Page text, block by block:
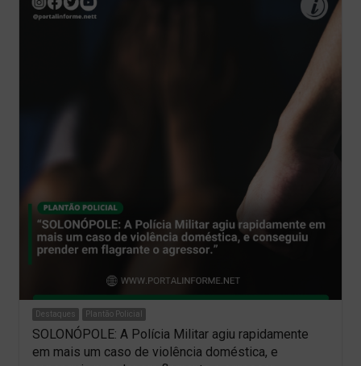
Destaques Plantão Policial
SOLONÓPOLE: A Polícia Militar agiu rapidamente
em mais um caso de violência doméstica, e